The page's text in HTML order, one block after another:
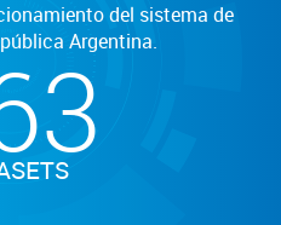
del sistema de
Argentina.